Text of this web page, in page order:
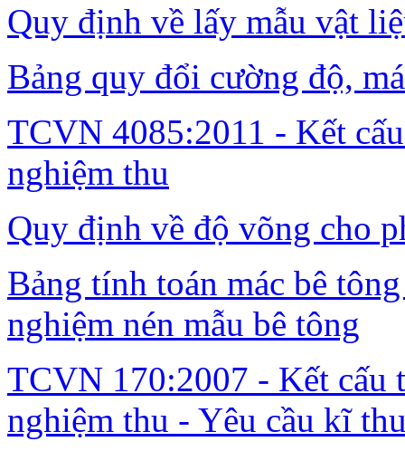
Quy định về lấy mẫu vật
Bảng quy đổi cường độ,
TCVN 4085:2011 - Kết
nghiệm thu
Quy định về độ võng cho
Bảng tính toán mác bê
nghiệm nén mẫu bê tông
TCVN 170:2007 - Kết cấu
nghiệm thu - Yêu cầu kĩ